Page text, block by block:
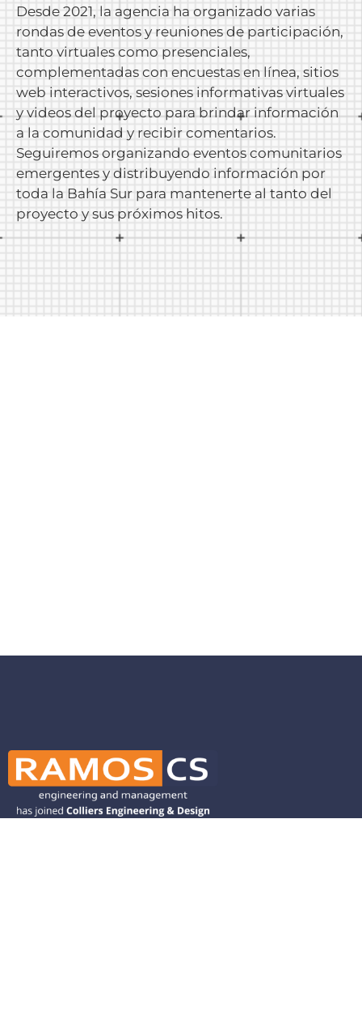
Desde 2021, la agencia ha organizado varias
rondas de eventos y reuniones de participación,
tanto virtuales como presenciales,
complementadas con encuestas en línea, sitios
web interactivos, sesiones informativas virtuales
y videos del proyecto para brindar información
a la comunidad y recibir comentarios.
Seguiremos organizando eventos comunitarios
emergentes y distribuyendo información por
toda la Bahía Sur para mantenerte al tanto del
proyecto y sus próximos hitos.